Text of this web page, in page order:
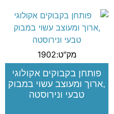
מק"ט:1902
פותחן בקבוקים אקולוגי
,ארוך ומעוצב עשוי במבוק
טבעי ונירוסטה